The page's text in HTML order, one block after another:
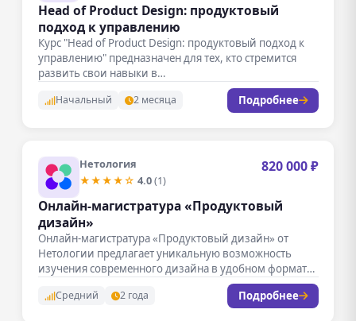
Head of Product Design: продуктовый
подход к управлению
Курс "Head of Product Design: продуктовый подход к
управлению" предназначен для тех, кто стремится
развить свои навыки в…
Начальный 2 месяца Подробнее
Нетология
★★★★☆ 4.0(1)
820 000 ₽
Онлайн-магистратура «Продуктовый
дизайн»
Онлайн-магистратура «Продуктовый дизайн» от
Нетологии предлагает уникальную возможность
изучения современного дизайна в удобном формате.
Средний 2 года Подробнее